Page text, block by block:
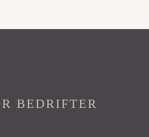
BEDRIFTER